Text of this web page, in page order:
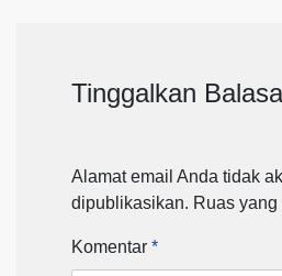
Tinggalkan
Alamat email Anda tidak
dipublikasikan. Ruas
Komentar *